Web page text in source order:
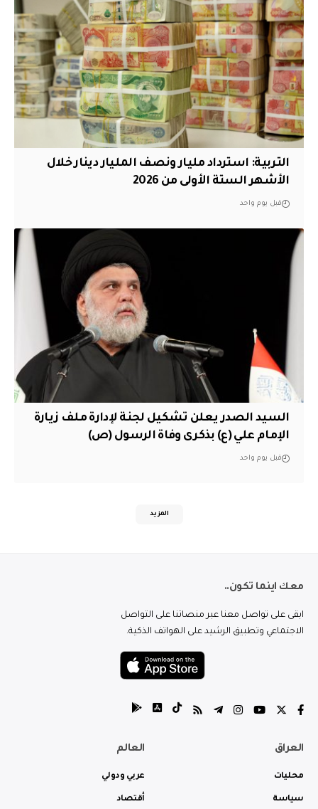
التربية: استرداد مليار ونصف المليار دينار خلال
الأشهر الستة الأولى من 2026
قبل يوم واحد
السيد الصدر يعلن تشكيل لجنة لإدارة ملف زيارة
الإمام علي (ع) بذكرى وفاة الرسول (ص)
قبل يوم واحد
المزيد
معك اينما تكون..
ابقى على تواصل معنا عبر منصاتنا على التواصل
الاجتماعي وتطبيق الرشيد على الهواتف الذكية.
العراق
محليات
سياسة
العالم
عربي ودولي
أقتصاد